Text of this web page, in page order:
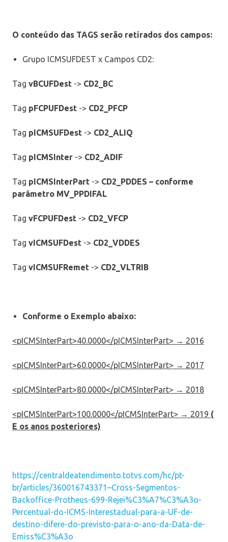
O conteúdo das TAGS serão retirados dos campos:
Grupo ICMSUFDEST x Campos CD2:
Tag vBCUFDest -> CD2_BC
Tag pFCPUFDest -> CD2_PFCP
Tag pICMSUFDest -> CD2_ALIQ
Tag pICMSInter -> CD2_ADIF
Tag pICMSInterPart -> CD2_PDDES – conforme
parâmetro MV_PPDIFAL
Tag vFCPUFDest -> CD2_VFCP
Tag vICMSUFDest -> CD2_VDDES
Tag vICMSUFRemet -> CD2_VLTRIB
Conforme o Exemplo abaixo:
<pICMSInterPart>40.0000</pICMSInterPart> → 2016
<pICMSInterPart>60.0000</pICMSInterPart> → 2017
<pICMSInterPart>80.0000</pICMSInterPart> → 2018
<pICMSInterPart>100.0000</pICMSInterPart> → 2019 (
E os anos posteriores)
https://centraldeatendimento.totvs.com/hc/pt-
br/articles/360016743371–Cross-Segmentos-
Backoffice-Protheus-699-Rejei%C3%A7%C3%A3o-
Percentual-do-ICMS-Interestadual-para-a-UF-de-
destino-difere-do-previsto-para-o-ano-da-Data-de-
Emiss%C3%A3o